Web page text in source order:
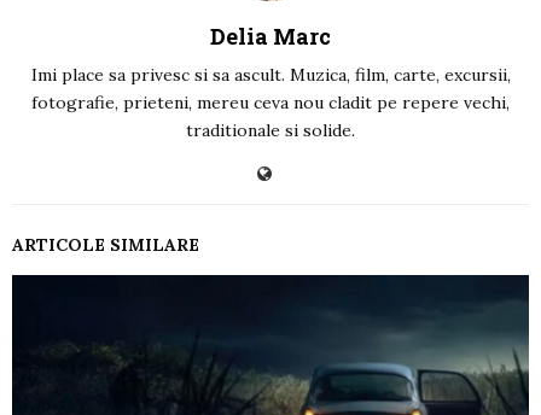
Delia Marc
Imi place sa privesc si sa ascult. Muzica, film, carte, excursii,
fotografie, prieteni, mereu ceva nou cladit pe repere vechi,
traditionale si solide.
ARTICOLE SIMILARE